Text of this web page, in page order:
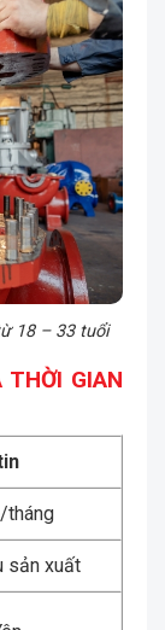
18 – 33 tuổi
THỜI GIAN
tháng
sản xuất